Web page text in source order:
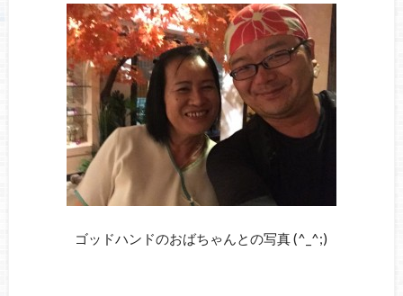
ゴッドハンドのおばちゃんとの写真 (^_^;)